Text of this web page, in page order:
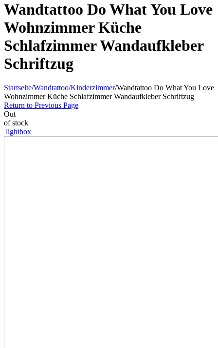
Wandtattoo Do What You Love
Wohnzimmer Küche
Schlafzimmer Wandaufkleber
Schriftzug
Startseite/Wandtattoo/Kinderzimmer/Wandtattoo Do What You Love
Wohnzimmer Küche Schlafzimmer Wandaufkleber Schriftzug
Return to Previous Page
Out
of stock
lightbox